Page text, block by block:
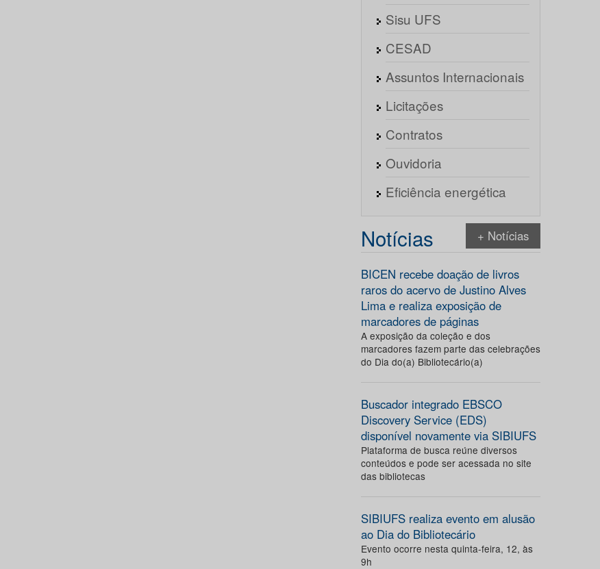
Sisu UFS
CESAD
Assuntos Internacionais
Licitações
Contratos
Ouvidoria
Eficiência energética
Notícias + Notícias
BICEN recebe doação de livros
raros do acervo de Justino Alves
Lima e realiza exposição de
marcadores de páginas
A exposição da coleção e dos
marcadores fazem parte das celebrações
do Dia do(a) Bibliotecário(a)
Buscador integrado EBSCO
Discovery Service (EDS)
disponível novamente via SIBIUFS
Plataforma de busca reúne diversos
conteúdos e pode ser acessada no site
das bibliotecas
SIBIUFS realiza evento em alusão
ao Dia do Bibliotecário
Evento ocorre nesta quinta-feira, 12, às
9h